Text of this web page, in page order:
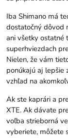
Iba Shimano má
dostatočný dôvod
ani všetky ostatné
superhviezdach
Nielen, že vám
ponúkajú aj lepšie
vzhľad na
Ak ste kaprári a
XTE. Ak dávate
voľba strieborná
vyberiete, môžete